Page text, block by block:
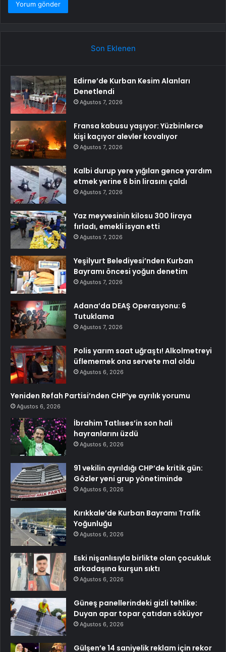
Son Eklenen
Edirne’de Kurban Kesim Alanları
Denetlendi
Ağustos 7, 2026
Fransa kabusu yaşıyor: Yüzbinlerce
kişi kaçıyor alevler kovalıyor
Ağustos 7, 2026
Kalbi durup yere yığılan gence yardım
etmek yerine 6 bin lirasını çaldı
Ağustos 7, 2026
Yaz meyvesinin kilosu 300 liraya
fırladı, emekli isyan etti
Ağustos 7, 2026
Yeşilyurt Belediyesi’nden Kurban
Bayramı öncesi yoğun denetim
Ağustos 7, 2026
Adana’da DEAŞ Operasyonu: 6
Tutuklama
Ağustos 7, 2026
Polis yarım saat uğraştı! Alkolmetreyi
üflememek ona servete mal oldu
Ağustos 6, 2026
Yeniden Refah Partisi’nden CHP’ye ayrılık yorumu
Ağustos 6, 2026
İbrahim Tatlıses’in son hali
hayranlarını üzdü
Ağustos 6, 2026
91 vekilin ayrıldığı CHP’de kritik gün:
Gözler yeni grup yönetiminde
Ağustos 6, 2026
Kırıkkale’de Kurban Bayramı Trafik
Yoğunluğu
Ağustos 6, 2026
Eski nişanlısıyla birlikte olan çocukluk
arkadaşına kurşun sıktı
Ağustos 6, 2026
Güneş panellerindeki gizli tehlike:
Duyan apar topar çatıdan söküyor
Ağustos 6, 2026
Gülşen’e 14 saniyelik reklam için rekor